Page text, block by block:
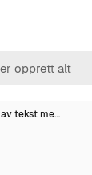
tekst me…